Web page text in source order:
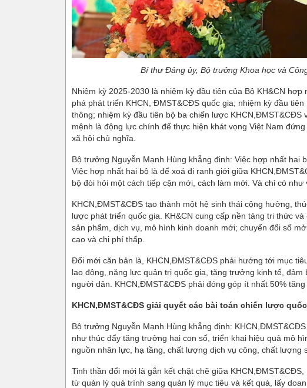
Bí thư Đảng ủy, Bộ trưởng Khoa học và
Nhiệm kỳ 2025-2030 là nhiệm kỳ đầu tiên của Bộ KH&CN
phá phát triển KHCN, ĐMST&CĐS quốc gia; nhiệm kỳ đầu
thông; nhiệm kỳ đầu tiên bộ ba chiến lược
mệnh là động lực chính để thực hiện khát vọng Việt Nam
xã hội chủ nghĩa.
Bộ trưởng Nguyễn Mạnh Hùng khẳng đinh: Việc hợp nhất hai
Việc hợp nhất hai bộ là để xoá đi ranh giới giữa
bộ đòi hỏi một cách tiếp cận mới, cách làm mới. Và chỉ có
KHCN,ĐMST&CĐS tạo thành một hệ sinh thái cộng hưởng,
lược phát triển quốc gia. KH&CN cung cấp nền tảng tri thức
sản phẩm, dịch vụ, mô hình kinh doanh mới; chuyển đổi số
cao và chi phí thấp.
Đổi mới căn bản là, KHCN,ĐMST&CĐS phải hướng tới mục
lao động, năng lực quản trị quốc gia, tăng trưởng kinh tế,
người dân. KHCN,ĐMST&CĐS phải đóng góp ít nhất 50% tăng
KHCN,ĐMST&CĐS giải quyết các bài toán chiến lược
Bộ trưởng Nguyễn Mạnh Hùng khẳng định:
như thúc đẩy tăng trưởng hai con số, triển khai hiệu quả mô
nguồn nhân lực, hạ tầng, chất lượng dịch vụ công, chất lượng
Tinh thần đổi mới là gắn kết chặt chẽ giữa
từ quản lý quá trình sang quản lý mục tiêu và kết quả, lấy